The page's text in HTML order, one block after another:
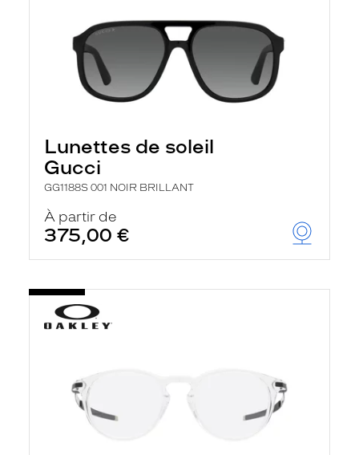
Lunettes de soleil
Gucci
GG1188S 001 NOIR BRILLANT
À partir de
375,00 €